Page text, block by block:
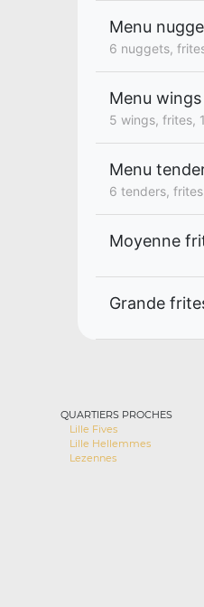
Menu
6 nuggets,
Menu wings
5 wings, frites,
Menu
6 tenders,
Moyenne
Grande
QUARTIERS PROCHES
Lille Fives
Lille Hellemmes
Lezennes